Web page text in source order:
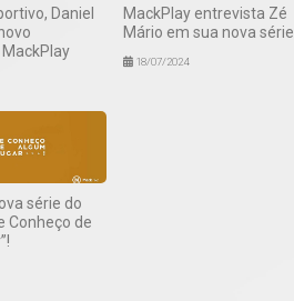
Daniel
MackPlay entrevista Zé
Mário em sua nova série
18/07/2024
série do
Conheço de